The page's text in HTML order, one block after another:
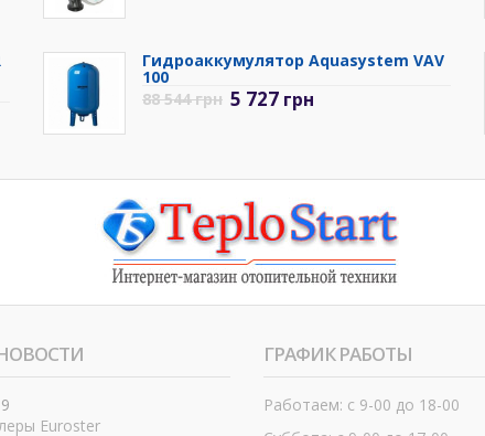
Гидроаккумулятор Aquasystem VAV
100
88 544грн 5 727 грн
Euroster
ГРАФИК РАБОТЫ
Работаем: с 9-00 до 18-00